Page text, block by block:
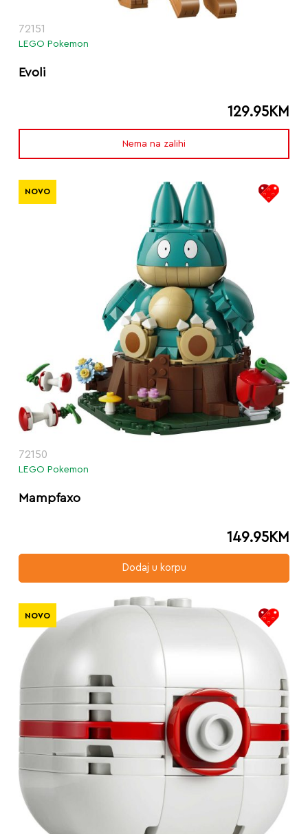
72151
LEGO Pokemon
Evoli
129.95KM
Nema na zalihi
72150
LEGO Pokemon
Mampfaxo
149.95KM
Dodaj u korpu
NOVO
NOVO